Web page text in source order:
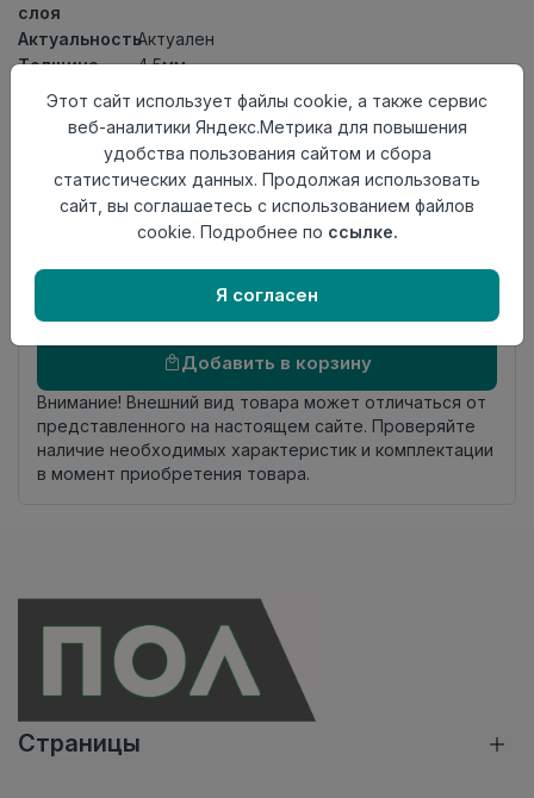
слоя
АктуальностьАктуален
Толщина
4,5мм
Размер
640x128мм
до +27 градусов
укладки
Замковый метод
происхождения
Осталось67 упак
Добавить в корзину
Внимание! Внешний вид товара может отличаться от
представленного на настоящем сайте. Проверяйте
наличие необходимых характеристик и комплектации
в момент приобретения товара.
Страницы
Этот сайт использует файлы cookie, а также сервис
веб-аналитики Яндекс.Метрика для повышения
удобства пользования сайтом и сбора
статистических данных. Продолжая использовать
сайт, вы соглашаетесь с использованием файлов
cookie. Подробнее по ссылке.
Я согласен